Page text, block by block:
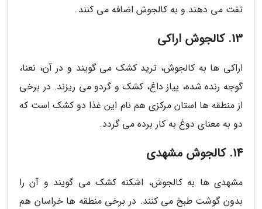
تفت می دهند و به کالجوش اضافه می کنند.
13. کالجوش اراکی
اراکی ها به کالجوش، ترید کشک می گویند و در آن، نعنا،
گوجه رنده شده، پیاز داغ، کشک و گردو می ریزند. در برخی
از منطقه ها استان مرکزی هم نام این غذا دو کشک است که
دو به معنای دوغ به کار برده می گردد.
14. کالجوش مشهدی
مشهدی ها به کالجوش، اشکنه کشک می گویند و آن را
بدون گوشت طبخ می کنند. در برخی منطقه ها خراسان هم